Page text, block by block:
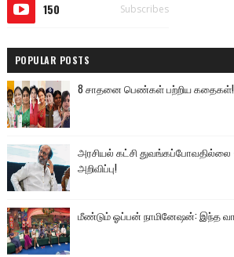
150 Subscribes
POPULAR POSTS
8 சாதனை பெண்கள் பற்றிய கதைகள்!
அரசியல் கட்சி துவங்கப்போவதில்லை -
அறிவிப்பு!
மீண்டும் ஓப்பன் நாமினேஷன்: இந்த